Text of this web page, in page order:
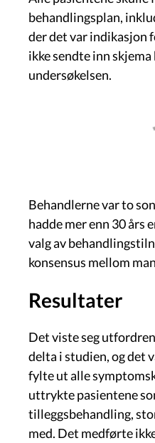
behandlingsplan,
der det var indikasjon
ikke sendte inn
undersøkelsen.
Behandlerne var to
hadde mer enn 30 års
valg av
konsensus mellom
Resultater
Det viste seg
delta i studien, og det
fylte ut alle
uttrykte pasientene
tilleggsbehandling,
med. Det medførte